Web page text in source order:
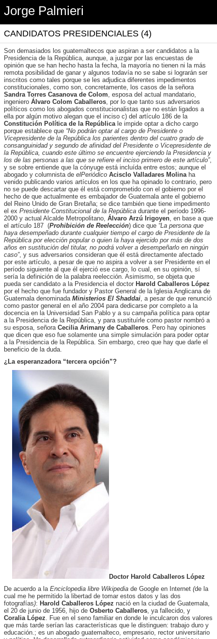
Jorge Palmieri
CANDIDATOS PRESIDENCIALES (4)
Son demasiados los guatemaltecos que aspiran a ser candidatos a la
Presidencia de la República, aunque, a juzgar por las encuestas de
opinión que se han hecho hasta la fecha, la mayoría no tienen ni la más
remota posibilidad de ganar y algunos todavía no se sabe si lograrán ser
inscritos como tales porque se les adjudica diferentes impedimentos
constitucionales, como son, concretamente, los casos de la señora
Sandra Torres Casanova de Colom, esposa del actual mandatario,
ingeniero Álvaro Colom Caballeros, por lo que tanto sus adversarios
políticos como los abogados constitucionalistas que no están ligados a
ella por algún motivo alegan que el inciso c) del artículo 186 de la
Constitución Política de la Repúblicale impide optar a dicho cargo
porque establece que “No podrán optar al cargo de Presidente o
Vicepresidente de la República los parientes dentro del cuatro grado de
consanguinidad y segundo de afinidad del Presidente o Vicepresidente de
la República, cuando este último se encuentre ejerciendo la Presidencia y
los de las personas a las que se refiere el inciso primero de este artículo”,
y se sobre entiende que la cónyuge está incluída entre estos; aunque el
abogado y columnista de elPeriódico Acisclo Valladares Molinaha
venido publicando varios artículos en los que ha opinado lo contrario, pero
no se puede descartar que él está comprometido con el gobierno por el
hecho de que actualmente es embajador de Guatemala ante el gobierno
del Reino Unido de Gran Bretaña; se dice también que tiene impedimento
el ex Presidente Constitucional de la República durante el período 1996-
2000 y actual Alcalde Metropolitano, Álvaro Arzú Irigoyen, en base a que
el artículo 187 (Prohibición de Reelección) dice que “La persona que
haya desempeñado durante cualquier tiempo el cargo de Presidente de la
República por elección popular o quien la haya ejercido por más de dos
años en sustitución del titular, no podrá volver a desempeñarlo en ningún
caso”, y sus adversarios consideran que él está directamente afectado
por este artículo, a pesar de que no aspira a volver a ser Presidente en el
período siguiente al que él ejerció ese cargo, lo cual, en su opinión, sí
sería la definición de la palabra reelección. Asimismo, se objeta que
pueda ser candidato a la Presidencia el doctor Harold Caballeros López
por el hecho que fue fundador y Pastor General de la Iglesia Anglicana de
Guatemala denominada Ministerios El Shaddai, a pesar de que renunció
como pastor general en el año 2004 para dedicarse por completo a la
docencia en la Universidad San Pablo y a su campaña política para optar
a la Presidencia de la República, y para sustituírle como pastor nombró a
su esposa, señora Cecilia Arimany de Caballeros. Pero hay opiniones
que dicen que eso fue solamente una simple simulación para poder optar
a la Presidencia de la República. Sin embargo, creo que hay que darle el
beneficio de la duda.
¿La esperanzadora “tercera opción”?
Doctor Harold Caballeros López
De acuerdo a la Enciclopedia libre Wikipedia de Google en Internet (de la
cual me he permitido la libertad de tomar estos datos y las dos
fotografías): Harold Caballeros López nació en la ciudad de Guatemala,
el 20 de junio de 1956, hijo de Osberto Caballeros, ya fallecido, y
Coralia López. Fue en el seno familiar en donde le inculcaron dos valores
que más tarde serían las características que le distinguen: trabajo duro y
educación.; es un abogado guatemalteco, empresario, rector universitario